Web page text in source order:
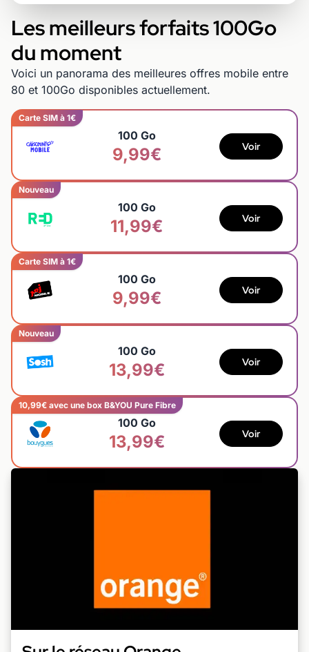
Les meilleurs forfaits 100Go
du moment
Voici un panorama des meilleures offres mobile entre
80 et 100Go disponibles actuellement.
Carte SIM à 1€
100 Go
9,99€ Voir
Nouveau
100 Go
11,99€ Voir
Carte SIM à 1€
100 Go
9,99€ Voir
Nouveau
100 Go
13,99€ Voir
10,99€ avec une box B&YOU Pure Fibre
100 Go
13,99€ Voir